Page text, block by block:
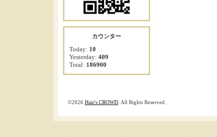
カウンター
Today: 10
Yesterday: 409
Total: 186900
©2026 Hair's CROWD . All Rights Reserved.